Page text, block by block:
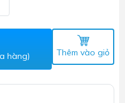
hàng) Thêm vào giỏ